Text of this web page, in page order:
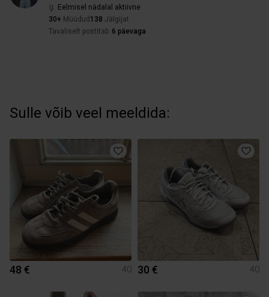
Eelmisel nädalal aktiivne
30+ Müüdud 138 Jälgijat
Tavaliselt postitab 6 päevaga
Sulle võib veel meeldida:
48 € 40 30 € 40